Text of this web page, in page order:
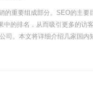
的重要组成部分。SEO的主要
的排名，从而吸引更多的访客
司。本文将详细介绍几家国内